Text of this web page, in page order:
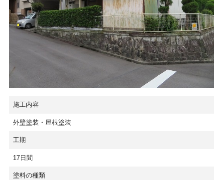
施工内容
外壁塗装・屋根塗装
工期
17日間
塗料の種類